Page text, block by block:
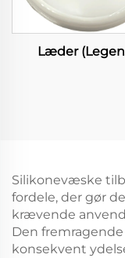
Læder
Silikonevæske
fordele, der gør
krævende
Den
konsekvent